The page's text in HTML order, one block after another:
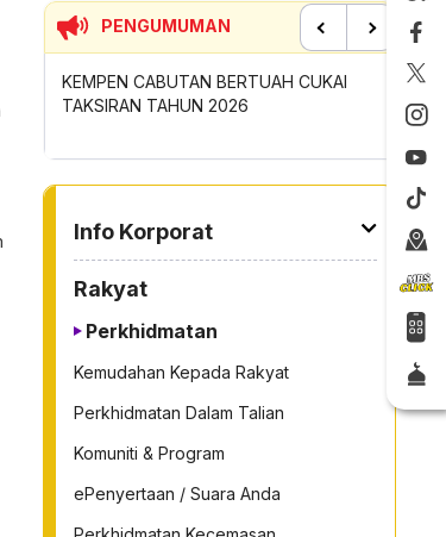
PENGUMUMAN
BERTUAH CUKAI
2026
SUMBANGAN INSENTIF
GOTONG-ROYONG MBS
Info Korporat
Rakyat
Perkhidmatan
Kemudahan Kepada Rakyat
Perkhidmatan Dalam Talian
Komuniti & Program
ePenyertaan / Suara Anda